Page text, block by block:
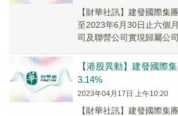
【財華社訊】建發國際集
至2023年6月30日止六個
司及聯營公司實現歸屬公
【港股異動】建發國際
3.14%
2023年04月17日 上午10:20
【財華社訊】建發國際集